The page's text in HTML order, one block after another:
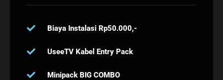
Biaya Instalasi Rp50.000,-
UseeTV Kabel Entry Pack
Minipack BIG COMBO